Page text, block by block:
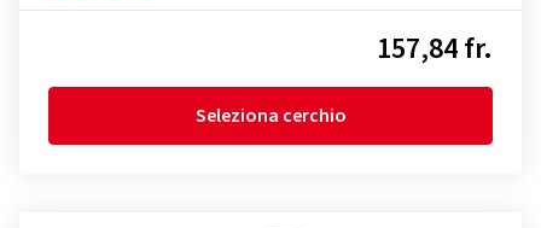
157,84 fr.
Seleziona cerchio